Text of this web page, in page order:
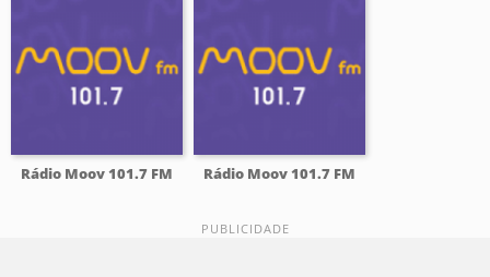
Rádio Moov 101.7 FM Rádio Moov 101.7 FM